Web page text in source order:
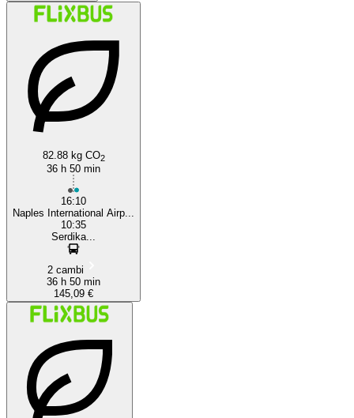
82.88 kg CO2
36 h 50 min
16:10
Naples International Airp...
10:35
Serdika...
2 cambi
36 h 50 min
145,09 €